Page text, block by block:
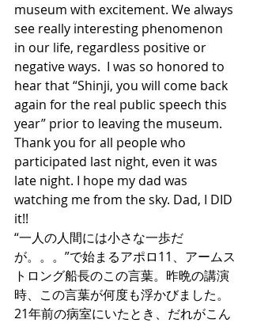
museum with excitement. We always
see really interesting phenomenon
in our life, regardless positive or
negative ways.  I was so honored to
hear that “Shinji, you will come back
again for the real public speech this
year” prior to leaving the museum.
Thank you for all people who
participated last night, even it was
late night. I hope my dad was
watching me from the sky. Dad, I DID
it!!
“一人の人間には小さな一歩だ
が。。。”で始まるアポロ11、アームス
トロング船長のこの言葉。昨晩の講演
時、この言葉が何度も浮かびました。
21年前の病室にいたとき、だれがこん